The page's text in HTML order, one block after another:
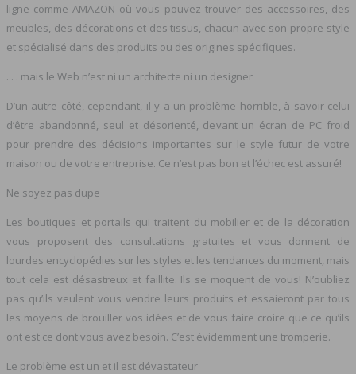
ligne comme AMAZON où vous pouvez trouver des accessoires, des
meubles, des décorations et des tissus, chacun avec son propre style
et spécialisé dans des produits ou des origines spécifiques.
. . . mais le Web n’est ni un architecte ni un designer
D’un autre côté, cependant, il y a un problème horrible, à savoir celui
d’être abandonné, seul et désorienté, devant un écran de PC froid
pour prendre des décisions importantes sur le style futur de votre
maison ou de votre entreprise. Ce n’est pas bon et l’échec est assuré!
Ne soyez pas dupe
Les boutiques et portails qui traitent du mobilier et de la décoration
vous proposent des consultations gratuites et vous donnent de
lourdes encyclopédies sur les styles et les tendances du moment, mais
tout cela est désastreux et faillite. Ils se moquent de vous! N’oubliez
pas qu’ils veulent vous vendre leurs produits et essaieront par tous
les moyens de brouiller vos idées et de vous faire croire que ce qu’ils
ont est ce dont vous avez besoin. C’est évidemment une tromperie.
Le problème est un et il est dévastateur